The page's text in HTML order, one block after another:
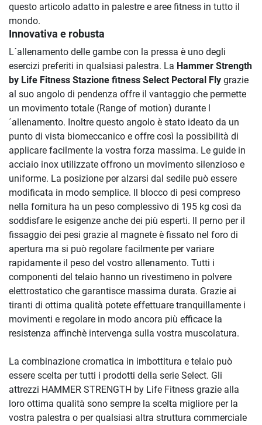
questo articolo adatto in palestre e aree fitness in tutto il
mondo.
Innovativa e robusta
L´allenamento delle gambe con la pressa è uno degli
esercizi preferiti in qualsiasi palestra. La Hammer Strength
by Life Fitness Stazione fitness Select Pectoral Fly grazie
al suo angolo di pendenza offre il vantaggio che permette
un movimento totale (Range of motion) durante l
´allenamento. Inoltre questo angolo è stato ideato da un
punto di vista biomeccanico e offre così la possibilità di
applicare facilmente la vostra forza massima. Le guide in
acciaio inox utilizzate offrono un movimento silenzioso e
uniforme. La posizione per alzarsi dal sedile può essere
modificata in modo semplice. Il blocco di pesi compreso
nella fornitura ha un peso complessivo di 195 kg così da
soddisfare le esigenze anche dei più esperti. Il perno per il
fissaggio dei pesi grazie al magnete è fissato nel foro di
apertura ma si può regolare facilmente per variare
rapidamente il peso del vostro allenamento. Tutti i
componenti del telaio hanno un rivestimeno in polvere
elettrostatico che garantisce massima durata. Grazie ai
tiranti di ottima qualità potete effettuare tranquillamente i
movimenti e regolare in modo ancora più efficace la
resistenza affinchè intervenga sulla vostra muscolatura.
La combinazione cromatica in imbottitura e telaio può
essere scelta per tutti i prodotti della serie Select. Gli
attrezzi HAMMER STRENGTH by Life Fitness grazie alla
loro ottima qualità sono sempre la scelta migliore per la
vostra palestra o per qualsiasi altra struttura commerciale